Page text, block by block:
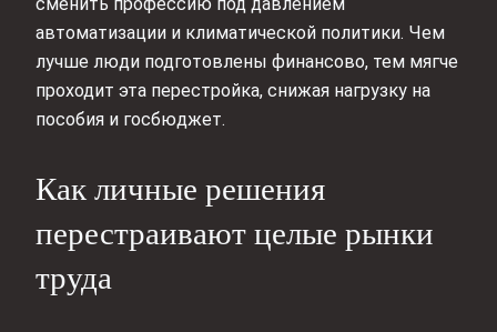
автоматизации и климатической политики. Чем
лучше люди подготовлены финансово, тем мягче
проходит эта перестройка, снижая нагрузку на
пособия и госбюджет.
Как личные решения
перестраивают целые рынки
труда